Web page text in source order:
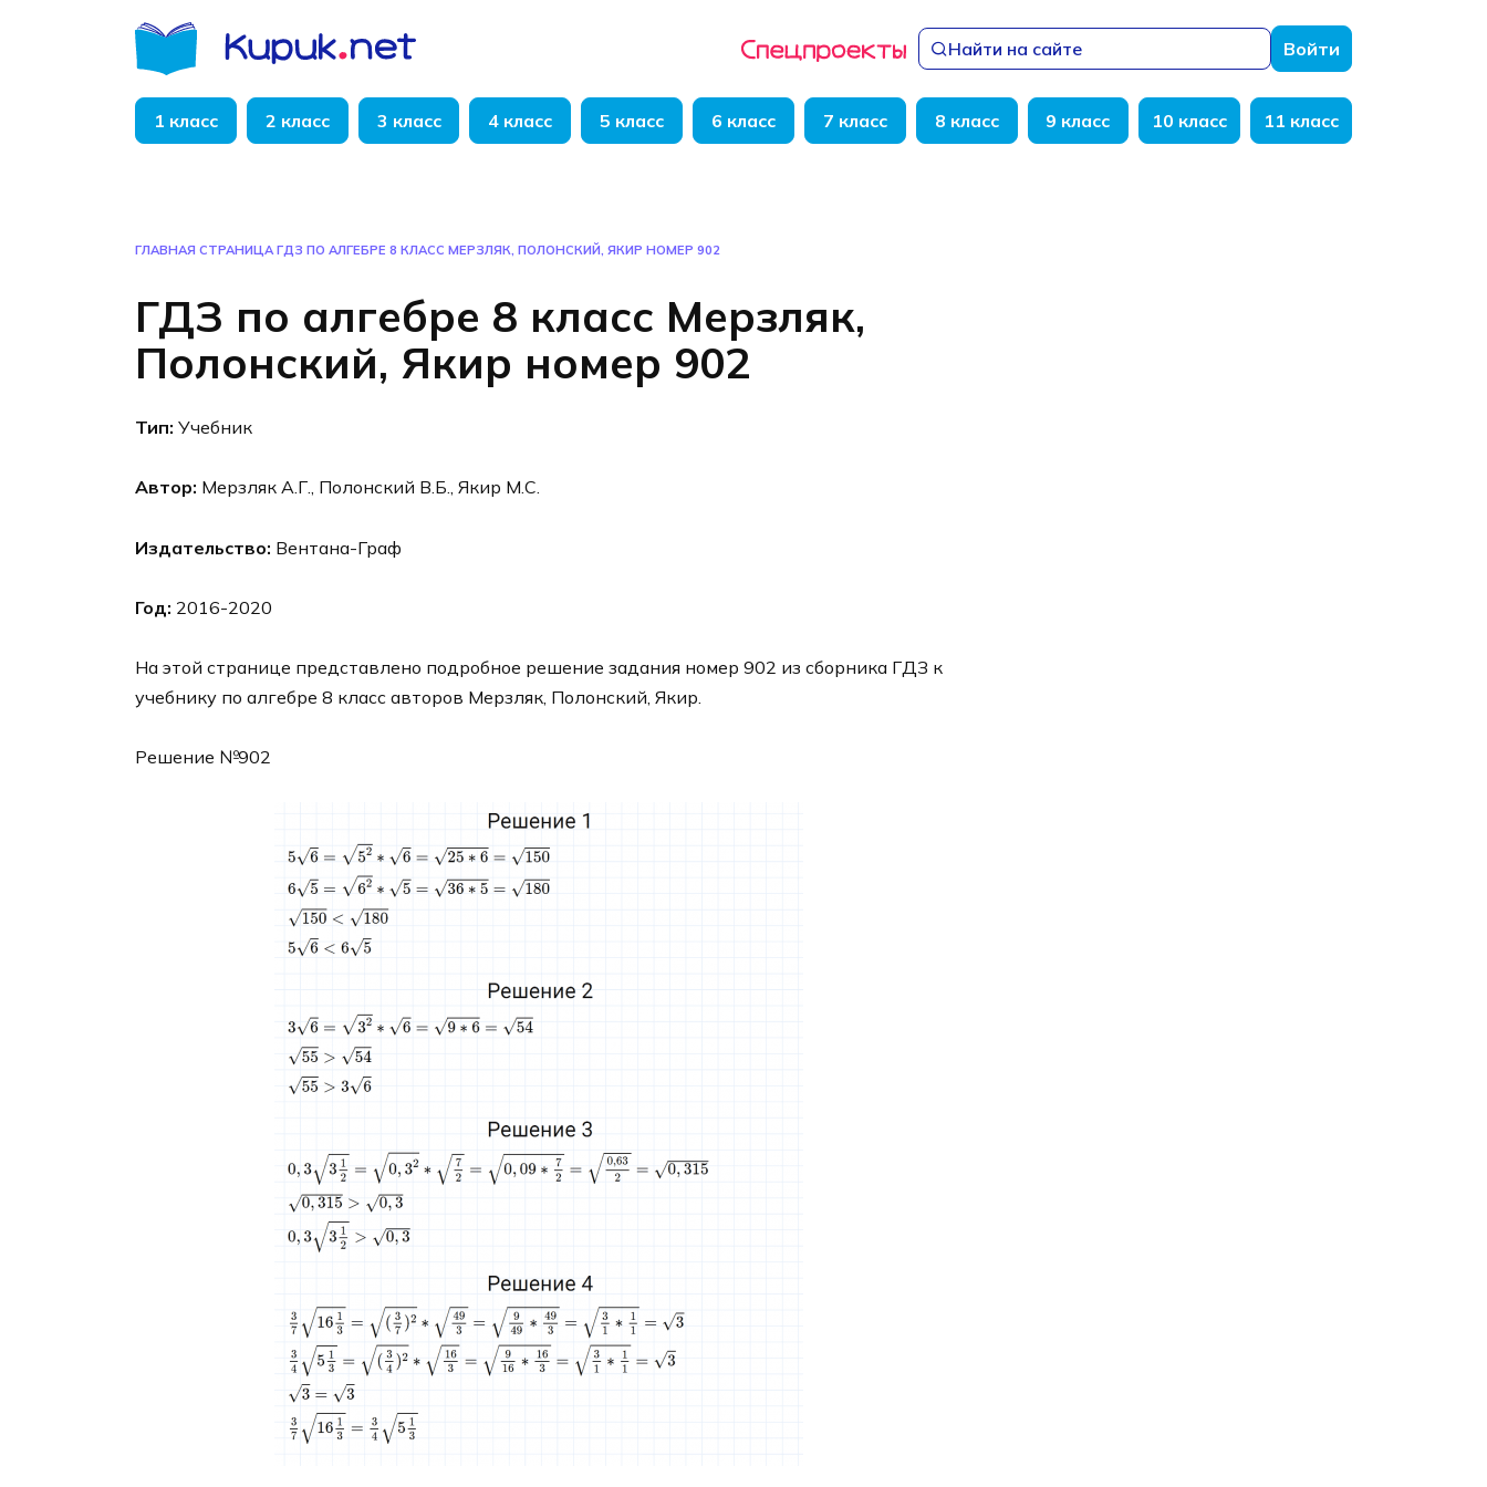
Найти на сайте Войти
1 класс 2 класс 3 класс 4 класс 5 класс 6 класс 7 класс 8 класс 9 класс 10 класс 11 класс
ГЛАВНАЯ СТРАНИЦА ГДЗ ПО АЛГЕБРЕ 8 КЛАСС МЕРЗЛЯК, ПОЛОНСКИЙ, ЯКИР НОМЕР 902
ГДЗ по алгебре 8 класс Мерзляк,
Полонский, Якир номер 902
Тип: Учебник
Автор: Мерзляк А.Г., Полонский В.Б., Якир М.С.
Издательство: Вентана-Граф
Год: 2016-2020
На этой странице представлено подробное решение задания номер 902 из сборника ГДЗ к
учебнику по алгебре 8 класс авторов Мерзляк, Полонский, Якир.
Решение №902